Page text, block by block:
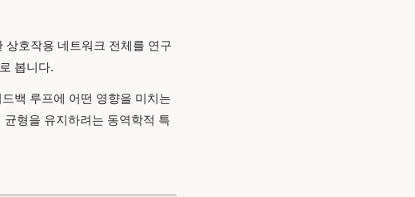
호작용 네트워크 전체를 연구
봅니다.
백 루프에 어떤 영향을 미치는
형을 유지하려는 동역학적 특